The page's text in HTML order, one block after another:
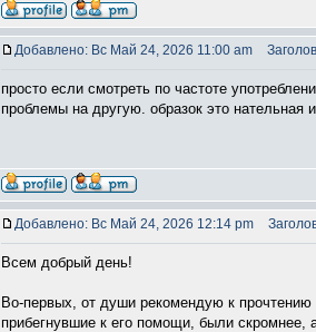
Добавлено: Вс Май 24, 2026 11:00 am
просто если смотреть по частоте
проблемы на другую. образок это нательная
Добавлено: Вс Май 24, 2026 12:14 pm
Всем добрый день!
Во-первых, от души рекомендую к
прибегнувшие к его помощи, были скромнее,